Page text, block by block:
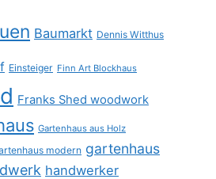
Baumarkt Dennis Witthus
Einsteiger Finn Art Blockhaus
Franks Shed woodwork
Gartenhaus aus Holz
modern gartenhaus
handwerker